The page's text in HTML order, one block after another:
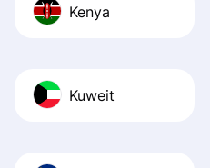
Kenya
Kuweit